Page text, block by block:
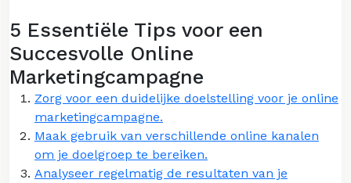
5 Essentiële Tips voor een
Succesvolle Online
Marketingcampagne
Zorg voor een duidelijke doelstelling voor je online
marketingcampagne.
Maak gebruik van verschillende online kanalen
om je doelgroep te bereiken.
Analyseer regelmatig de resultaten van je